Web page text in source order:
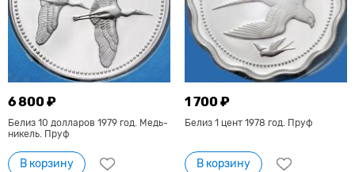
6 800 ₽
Белиз 10 долларов 1979 год. Медь-
никель. Пруф
В корзину
1 700 ₽
Белиз 1 цент 1978 год. Пруф
В корзину